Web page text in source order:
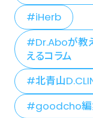
iHerb
Dr.Aboが教
えるコラム
北青山
goodcho編